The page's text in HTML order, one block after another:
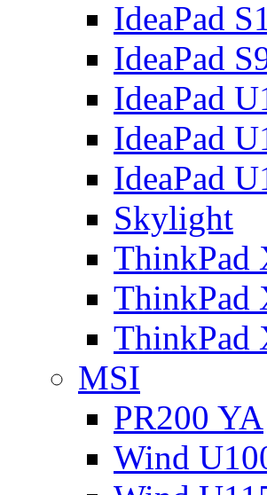
IdeaPad
IdeaPad
IdeaPad
IdeaPad
IdeaPad
Skylight
ThinkPad
ThinkPad
ThinkPad
MSI
PR200 YA
Wind